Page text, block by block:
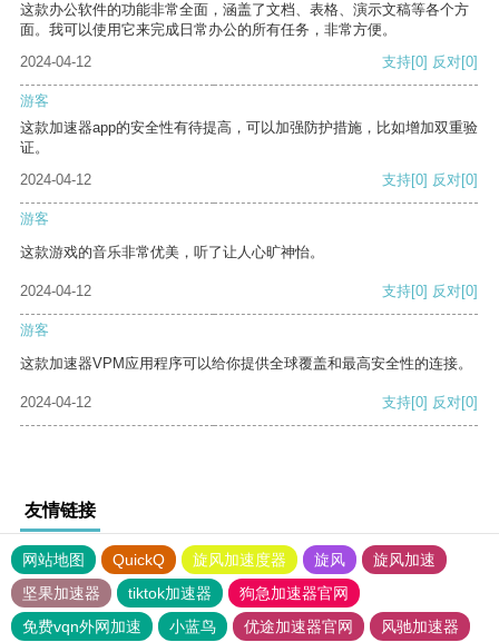
这款办公软件的功能非常全面，涵盖了文档、表格、演示文稿等各个方
面。我可以使用它来完成日常办公的所有任务，非常方便。
2024-04-12
支持[0] 反对[0]
游客
这款加速器app的安全性有待提高，可以加强防护措施，比如增加双重验
证。
2024-04-12
支持[0] 反对[0]
游客
这款游戏的音乐非常优美，听了让人心旷神怡。
2024-04-12 支持[0] 反对[0]
游客
这款加速器VPM应用程序可以给你提供全球覆盖和最高安全性的连接。
2024-04-12 支持[0] 反对[0]
友情链接
网站地图 QuickQ 旋风加速度器 旋风
旋风加速
坚果加速器
tiktok加速器
狗急加速器官网
免费vqn外网加速
小蓝鸟 优途加速器官网 风驰加速器